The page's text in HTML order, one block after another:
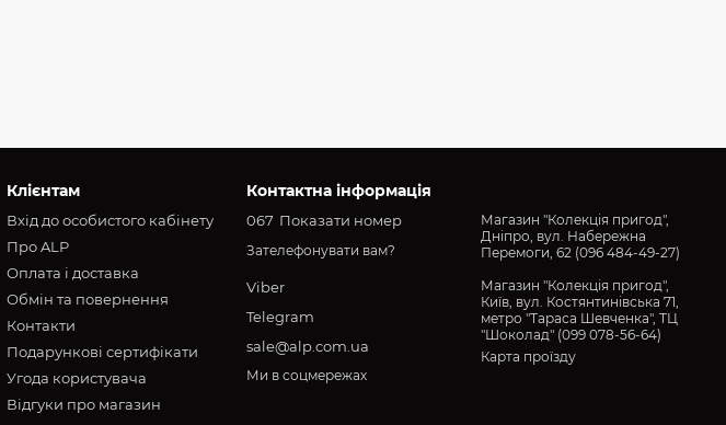
Клієнтам
Вхід до особистого кабінету
Про ALP
Оплата і доставка
Обмін та повернення
Контакти
Подарункові сертифікати
Угода користувача
Відгуки про магазин
Контактна інформація
067 Показати номер
Зателефонувати вам?
Viber
Telegram
sale@alp.com.ua
Магазин "Колекція пригод",
Дніпро, вул. Набережна
Перемоги, 62 (096 484-49-27)
Магазин "Колекція пригод",
Київ, вул. Костянтинівська 71,
метро "Тараса Шевченка", ТЦ
"Шоколад" (099 078-56-64)
Карта проїзду
Ми в соцмережах